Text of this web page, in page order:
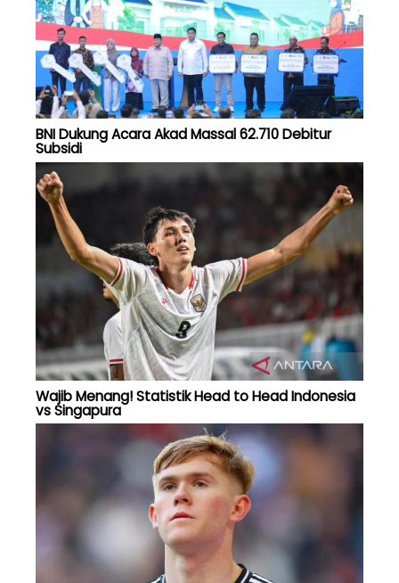
BNI Dukung Acara Akad Massal 62.710 Debitur
Subsidi
Wajib Menang! Statistik Head to Head Indonesia
vs Singapura